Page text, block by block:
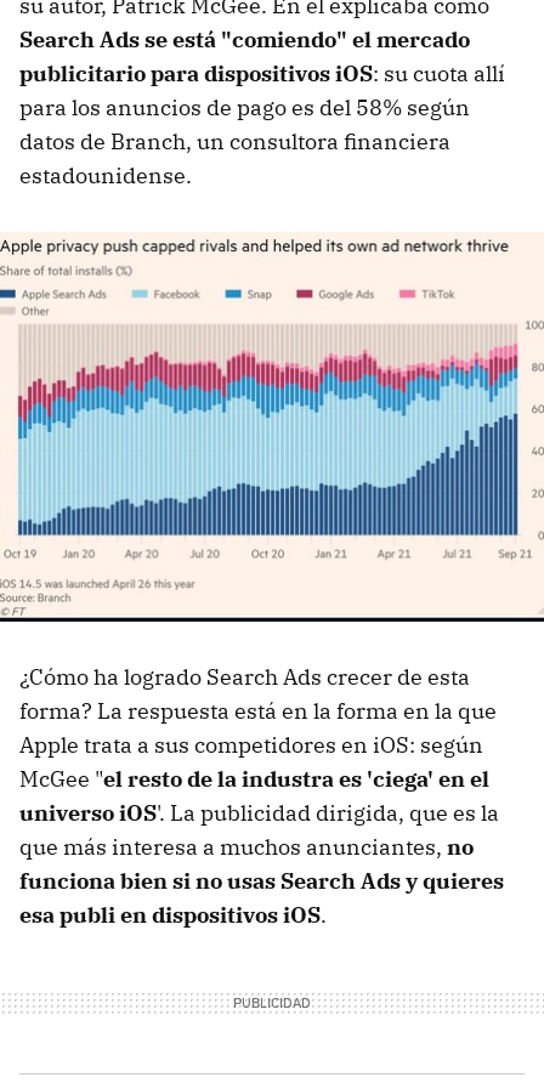
Search Ads se está "comiendo" el mercado
publicitario para dispositivos iOS: su cuota allí
para los anuncios de pago es del 58% según
datos de Branch, un consultora financiera
estadounidense.
¿Cómo ha logrado Search Ads crecer de esta
forma? La respuesta está en la forma en la que
Apple trata a sus competidores en iOS: según
McGee "el resto de la industra es 'ciega' en el
universo iOS'. La publicidad dirigida, que es la
que más interesa a muchos anunciantes, no
funciona bien si no usas Search Ads y quieres
esa publi en dispositivos iOS.